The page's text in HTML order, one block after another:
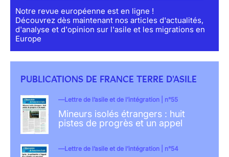
Notre revue européenne est en ligne !
Découvrez dès maintenant nos articles d'actualités,
d'analyse et d'opinion sur l'asile et les migrations en
Europe
PUBLICATIONS DE FRANCE TERRE D'ASILE
Lettre de l’asile et de l’intégration | n°55
Mineurs isolés étrangers : huit
pistes de progrès et un appel
Lettre de l’asile et de l’intégration | n°54